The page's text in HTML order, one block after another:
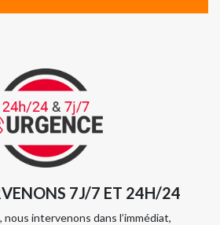
7J/7 ET 24H/24
nous intervenons dans l’immédiat,